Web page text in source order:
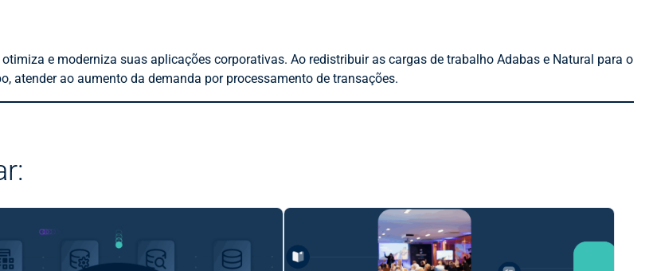
e moderniza suas aplicações corporativas. Ao redistribuir as cargas de trabalho Adabas e Natural para o
atender ao aumento da demanda por processamento de transações.